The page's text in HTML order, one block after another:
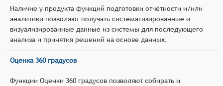
Наличие у продукта функций подготовки отчётности и/или
аналитики позволяют получать систематизированные и
визуализированные данные из системы для последующего
анализа и принятия решений на основе данных.
Оценка 360 градусов
Функции Оценки 360 градусов позволяют собирать и